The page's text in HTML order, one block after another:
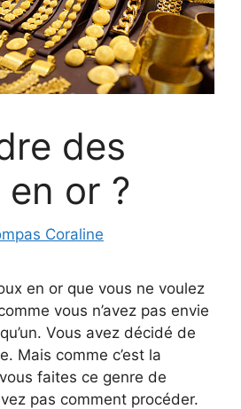
des
or ?
Coraline
en or que vous ne voulez
vous n’avez pas envie
Vous avez décidé de
Mais comme c’est la
faites ce genre de
pas comment procéder.